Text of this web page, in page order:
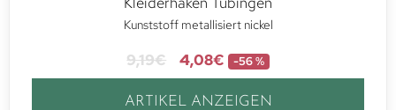
Kunststoff metallisiert nickel
9,19€ 4,08€ -56 %
ARTIKEL ANZEIGEN